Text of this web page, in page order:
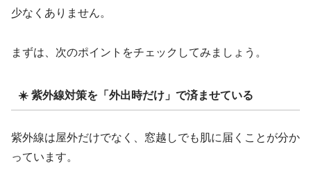
少なくありません。
まずは、次のポイントをチェックしてみましょう。
☀️ 紫外線対策を「外出時だけ」で済ませている
紫外線は屋外だけでなく、窓越しでも肌に届くことが分か
っています。